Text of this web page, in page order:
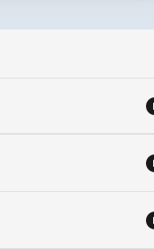
w